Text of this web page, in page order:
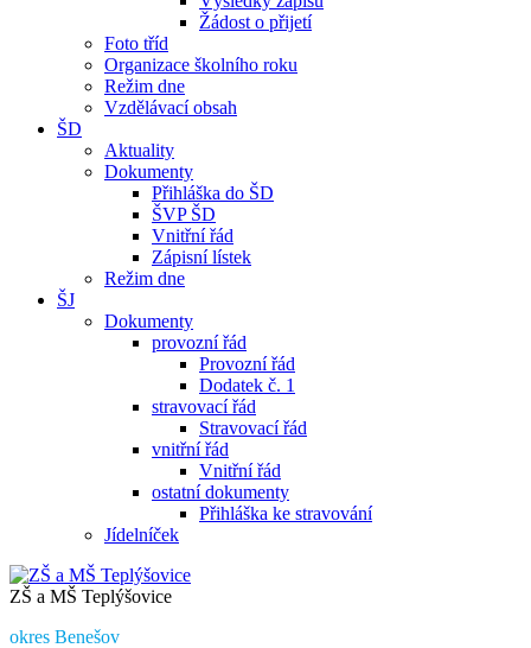
Žádost o přijetí
Foto tříd
Organizace školního roku
Režim dne
Vzdělávací obsah
ŠD
Aktuality
Dokumenty
Přihláška do ŠD
ŠVP ŠD
Vnitřní řád
Zápisní lístek
Režim dne
ŠJ
Dokumenty
provozní řád
Provozní řád
Dodatek č. 1
stravovací řád
Stravovací řád
vnitřní řád
Vnitřní řád
ostatní dokumenty
Přihláška ke stravování
Jídelníček
ZŠ a MŠ Teplýšovice
okres Benešov